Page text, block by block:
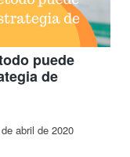
puede
de
abril de 2020